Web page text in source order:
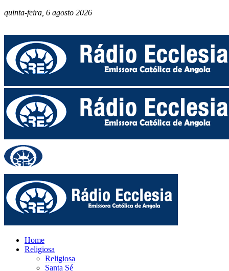
quinta-feira, 6 agosto 2026
Home
Religiosa
Religiosa
Santa Sé